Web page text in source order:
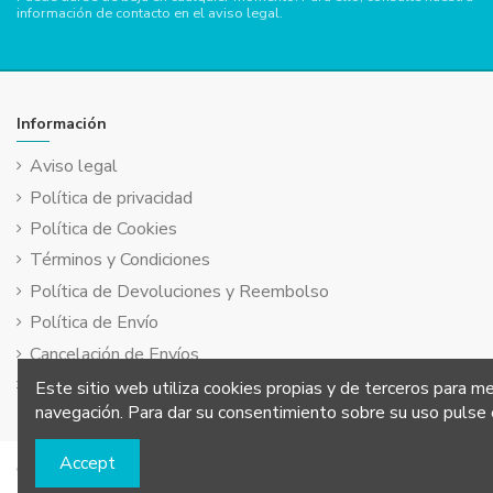
información de contacto en el aviso legal.
Información
Aviso legal
Política de privacidad
Política de Cookies
Términos y Condiciones
Política de Devoluciones y Reembolso
Política de Envío
Cancelación de Envíos
Pago seguro
Copyright © 2023 Farmacia Contreras Roldán S.L. Todos los
Este sitio web utiliza cookies propias y de terceros para
navegación. Para dar su consentimiento sobre su uso
Accept